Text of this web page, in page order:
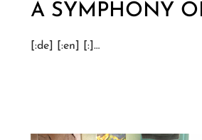
A SYMPHONY
[:de] [:en] [:]…